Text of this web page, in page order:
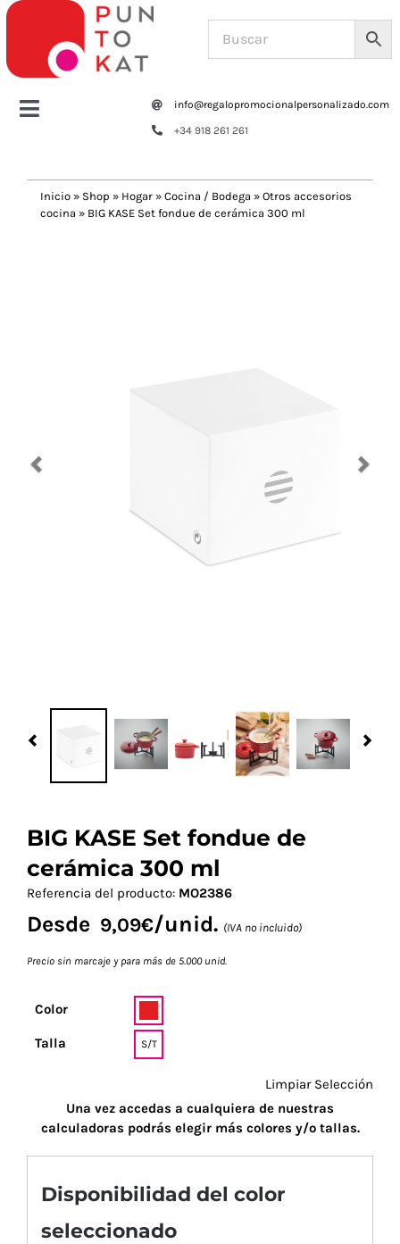
Saltar
contenido
Toggle
Tazas y botellas
Navidad 🎄 Invierno
info@regalopromocionalpersonalizado.com
+34 918 261 261
Inicio » Shop » Hogar » Cocina / Bodega » Otros accesorios
cocina » BIG KASE Set fondue de cerámica 300 ml
BIG KASE Set fondue de
cerámica 300 ml
Referencia del producto: MO2386
Desde 9,09€/unid. (IVA no incluido)
Precio sin marcaje y para más de 5.000 unid.
Color
Talla S/T
Limpiar Selección
Una vez accedas a cualquiera de nuestras
calculadoras podrás elegir más colores y/o tallas.
Disponibilidad del color
seleccionado